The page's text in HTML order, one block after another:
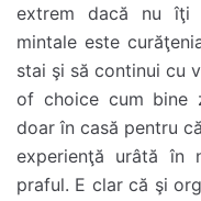
extrem dacă nu îţi
mintale este
stai şi să continui cu
of choice cum bine
doar în casă pentru
experienţă urâtă în
praful. E clar că şi